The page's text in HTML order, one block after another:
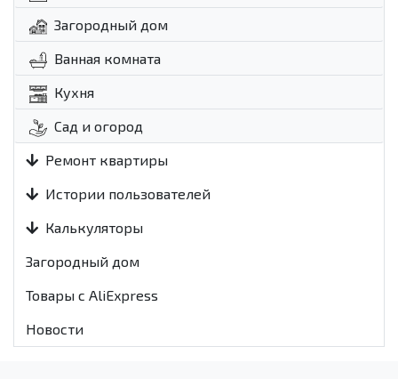
Загородный дом
Ванная комната
Кухня
Сад и огород
Ремонт квартиры
Истории пользователей
Калькуляторы
Загородный дом
Товары с AliExpress
Новости